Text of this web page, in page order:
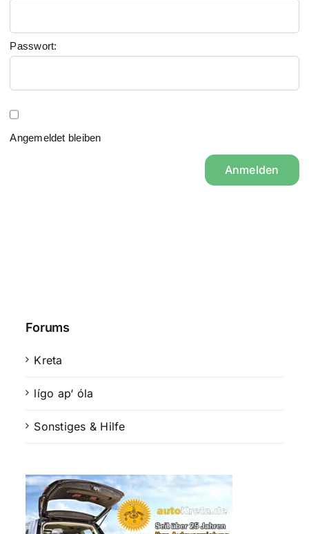
Passwort:
Angemeldet bleiben
Anmelden
Forums
Kreta
lígo ap‘ óla
Sonstiges & Hilfe